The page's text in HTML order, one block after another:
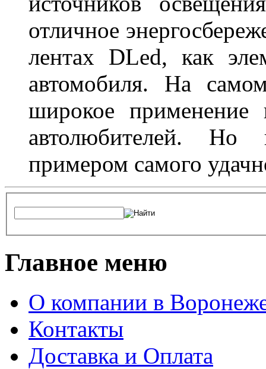
отличное
лентах DLed, как
автомобиля. На
широкое
автолюбителей. Но
примером самого
Главное меню
О компании в
Контакты
Доставка и Оплата